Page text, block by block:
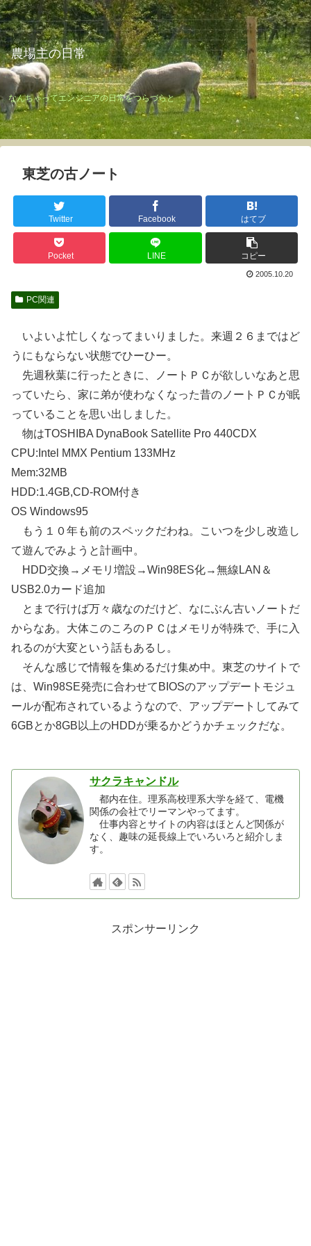
農場主の日常
なんちゃってエンジニアの日常をつらづらと
東芝の古ノート
Twitter Facebook はてブ
Pocket LINE コピー
2005.10.20
PC関連
いよいよ忙しくなってまいりました。来週２６まではど
うにもならない状態でひーひー。
先週秋葉に行ったときに、ノートＰＣが欲しいなあと思
っていたら、家に弟が使わなくなった昔のノートＰＣが眠
っていることを思い出しました。
物はTOSHIBA DynaBook Satellite Pro 440CDX
CPU:Intel MMX Pentium 133MHz
Mem:32MB
HDD:1.4GB,CD-ROM付き
OS Windows95
もう１０年も前のスペックだわね。こいつを少し改造し
て遊んでみようと計画中。
HDD交換→メモリ増設→Win98ES化→無線LAN＆
USB2.0カード追加
とまで行けば万々歳なのだけど、なにぶん古いノートだ
からなあ。大体このころのＰＣはメモリが特殊で、手に入
れるのが大変という話もあるし。
そんな感じで情報を集めるだけ集め中。東芝のサイトで
は、Win98SE発売に合わせてBIOSのアップデートモジュ
ールが配布されているようなので、アップデートしてみて
6GBとか8GB以上のHDDが乗るかどうかチェックだな。
サクラキャンドル
都内在住。理系高校理系大学を経て、電機
関係の会社でリーマンやってます。
仕事内容とサイトの内容はほとんど関係が
なく、趣味の延長線上でいろいろと紹介しま
す。
スポンサーリンク